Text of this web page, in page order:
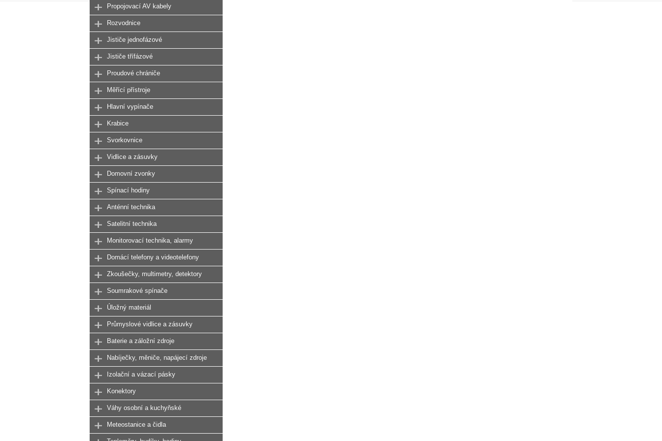
Propojovací AV kabely
Rozvodnice
Jističe jednofázové
Jističe třífázové
Proudové chrániče
Měřící přístroje
Hlavní vypínače
Krabice
Svorkovnice
Vidlice a zásuvky
Domovní zvonky
Spínací hodiny
Anténní technika
Satelitní technika
Monitorovací technika, alarmy
Domácí telefony a videotelefony
Zkoušečky, multimetry, detektory
Soumrakové spínače
Úložný materiál
Průmyslové vidlice a zásuvky
Baterie a záložní zdroje
Nabíječky, měniče, napájecí zdroje
Izolační a vázací pásky
Konektory
Váhy osobní a kuchyňské
Meteostanice a čidla